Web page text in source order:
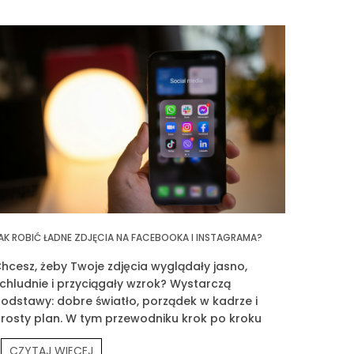
ROBIĆ ŁADNE ZDJĘCIA NA FACEBOOKA I INSTAGRAMA?
żeby Twoje zdjęcia wyglądały jasno,
i przyciągały wzrok? Wystarczą
dobre światło, porządek w kadrze i
plan. W tym przewodniku krok po kroku
Ci, jak fotografować siebie, produkty
CZYTAJ WIĘCEJ